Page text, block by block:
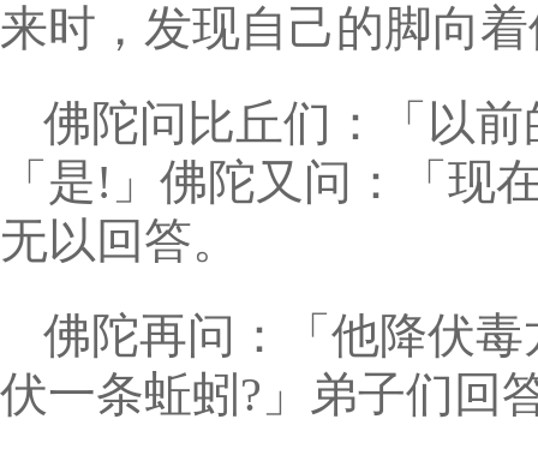
来时，发现自己的脚向
佛陀问比丘们：「以
「是!」佛陀又问：「现
无以回答。
佛陀再问：「他降伏
伏一条蚯蚓?」弟子们回